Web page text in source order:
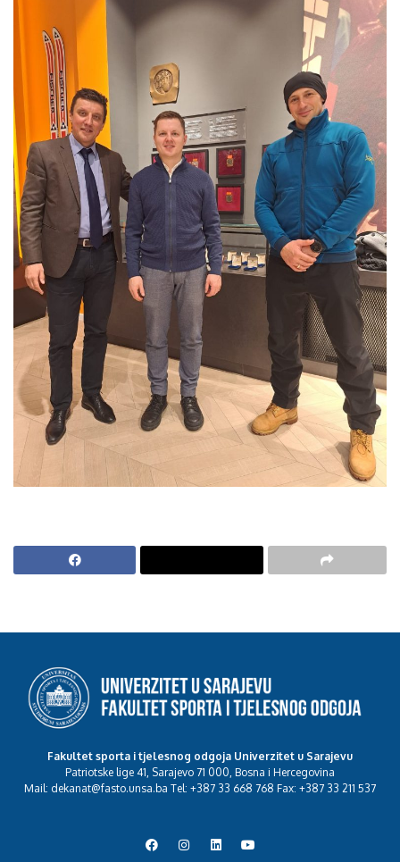
Fakultet sporta i tjelesnog odgoja Univerzitet u Sarajevu
Patriotske lige 41, Sarajevo 71 000, Bosna i Hercegovina
Mail: dekanat@fasto.unsa.ba Tel: +387 33 668 768 Fax: +387 33 211 537